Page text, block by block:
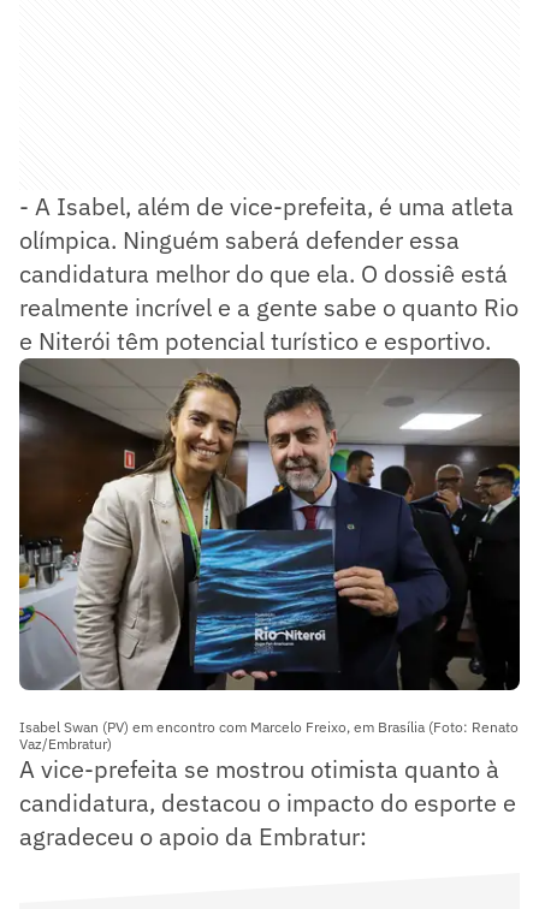
- A Isabel, além de vice-prefeita, é uma atleta
olímpica. Ninguém saberá defender essa
candidatura melhor do que ela. O dossiê está
realmente incrível e a gente sabe o quanto Rio
e Niterói têm potencial turístico e esportivo.
Isabel Swan (PV) em encontro com Marcelo Freixo, em Brasília (Foto: Renato
Vaz/Embratur)
A vice-prefeita se mostrou otimista quanto à
candidatura, destacou o impacto do esporte e
agradeceu o apoio da Embratur: